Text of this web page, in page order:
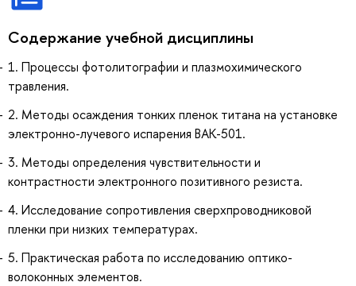
Содержание учебной дисциплины
1. Процессы фотолитографии и плазмохимического
травления.
2. Методы осаждения тонких пленок титана на установке
электронно-лучевого испарения BAK-501.
3. Методы определения чувствительности и
контрастности электронного позитивного резиста.
4. Исследование сопротивления сверхпроводниковой
пленки при низких температурах.
5. Практическая работа по исследованию оптико-
волоконных элементов.